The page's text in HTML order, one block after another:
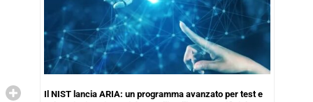
Il NIST lancia ARIA: un programma avanzato per test e